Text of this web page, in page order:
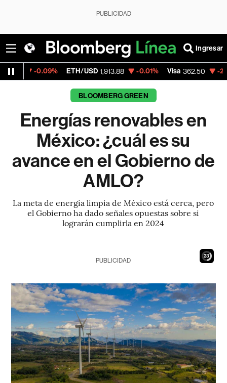
PUBLICIDAD
Ingresar
ETH/USD 1,913.88 -0.01% Visa 362.50 -2.15%
BLOOMBERG GREEN
Energías renovables en
México: ¿cuál es su
avance en el Gobierno de
AMLO?
La meta de energía limpia de México está cerca, pero
el Gobierno ha dado señales opuestas sobre si
lograrán cumplirla en 2024
21
PUBLICIDAD